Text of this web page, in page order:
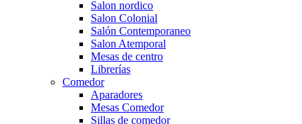
Salon nordico
Salon Colonial
Salón Contemporaneo
Salon Atemporal
Mesas de centro
Librerías
Comedor
Aparadores
Mesas Comedor
Sillas de comedor